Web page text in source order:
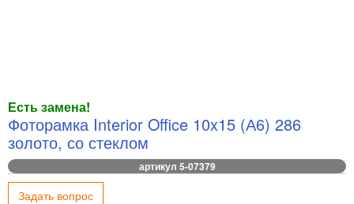
Есть замена!
Фоторамка Interior Office 10x15 (А6) 286
золото, со стеклом
артикул 5-07379
Задать вопрос